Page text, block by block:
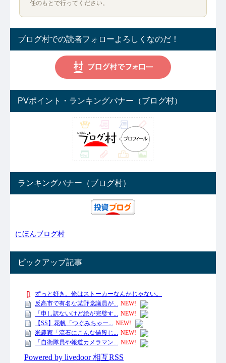
任のもとで行ってください。
ブログ村での読者フォローよろしくなのだ！
PVポイント・ランキングバナー（ブログ村）
ランキングバナー（ブログ村）
にほんブログ村
ピックアップ記事